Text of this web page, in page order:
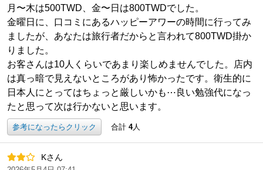
月〜木は500TWD、金〜日は800TWDでした。
金曜日に、口コミにあるハッピーアワーの時間に行ってみ
ましたが、あなたは旅行者だからと言われて800TWD掛か
りました。
お客さんは10人くらいであまり楽しめませんでした。店内
は真っ暗で見えないところがあり怖かったです。衛生的に
日本人にとってはちょっと厳しいかも⋯良い勉強代になっ
たと思って次は行かないと思います。
参考になったらクリック 合計 4人
Kさん